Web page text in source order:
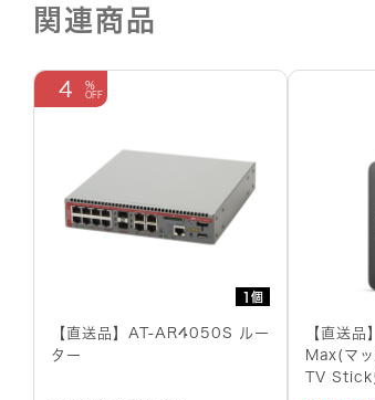
関連商品
1個
4
【直送品】AT-AR4050S ルー
ター
【直送
Max(マ
TV Stick